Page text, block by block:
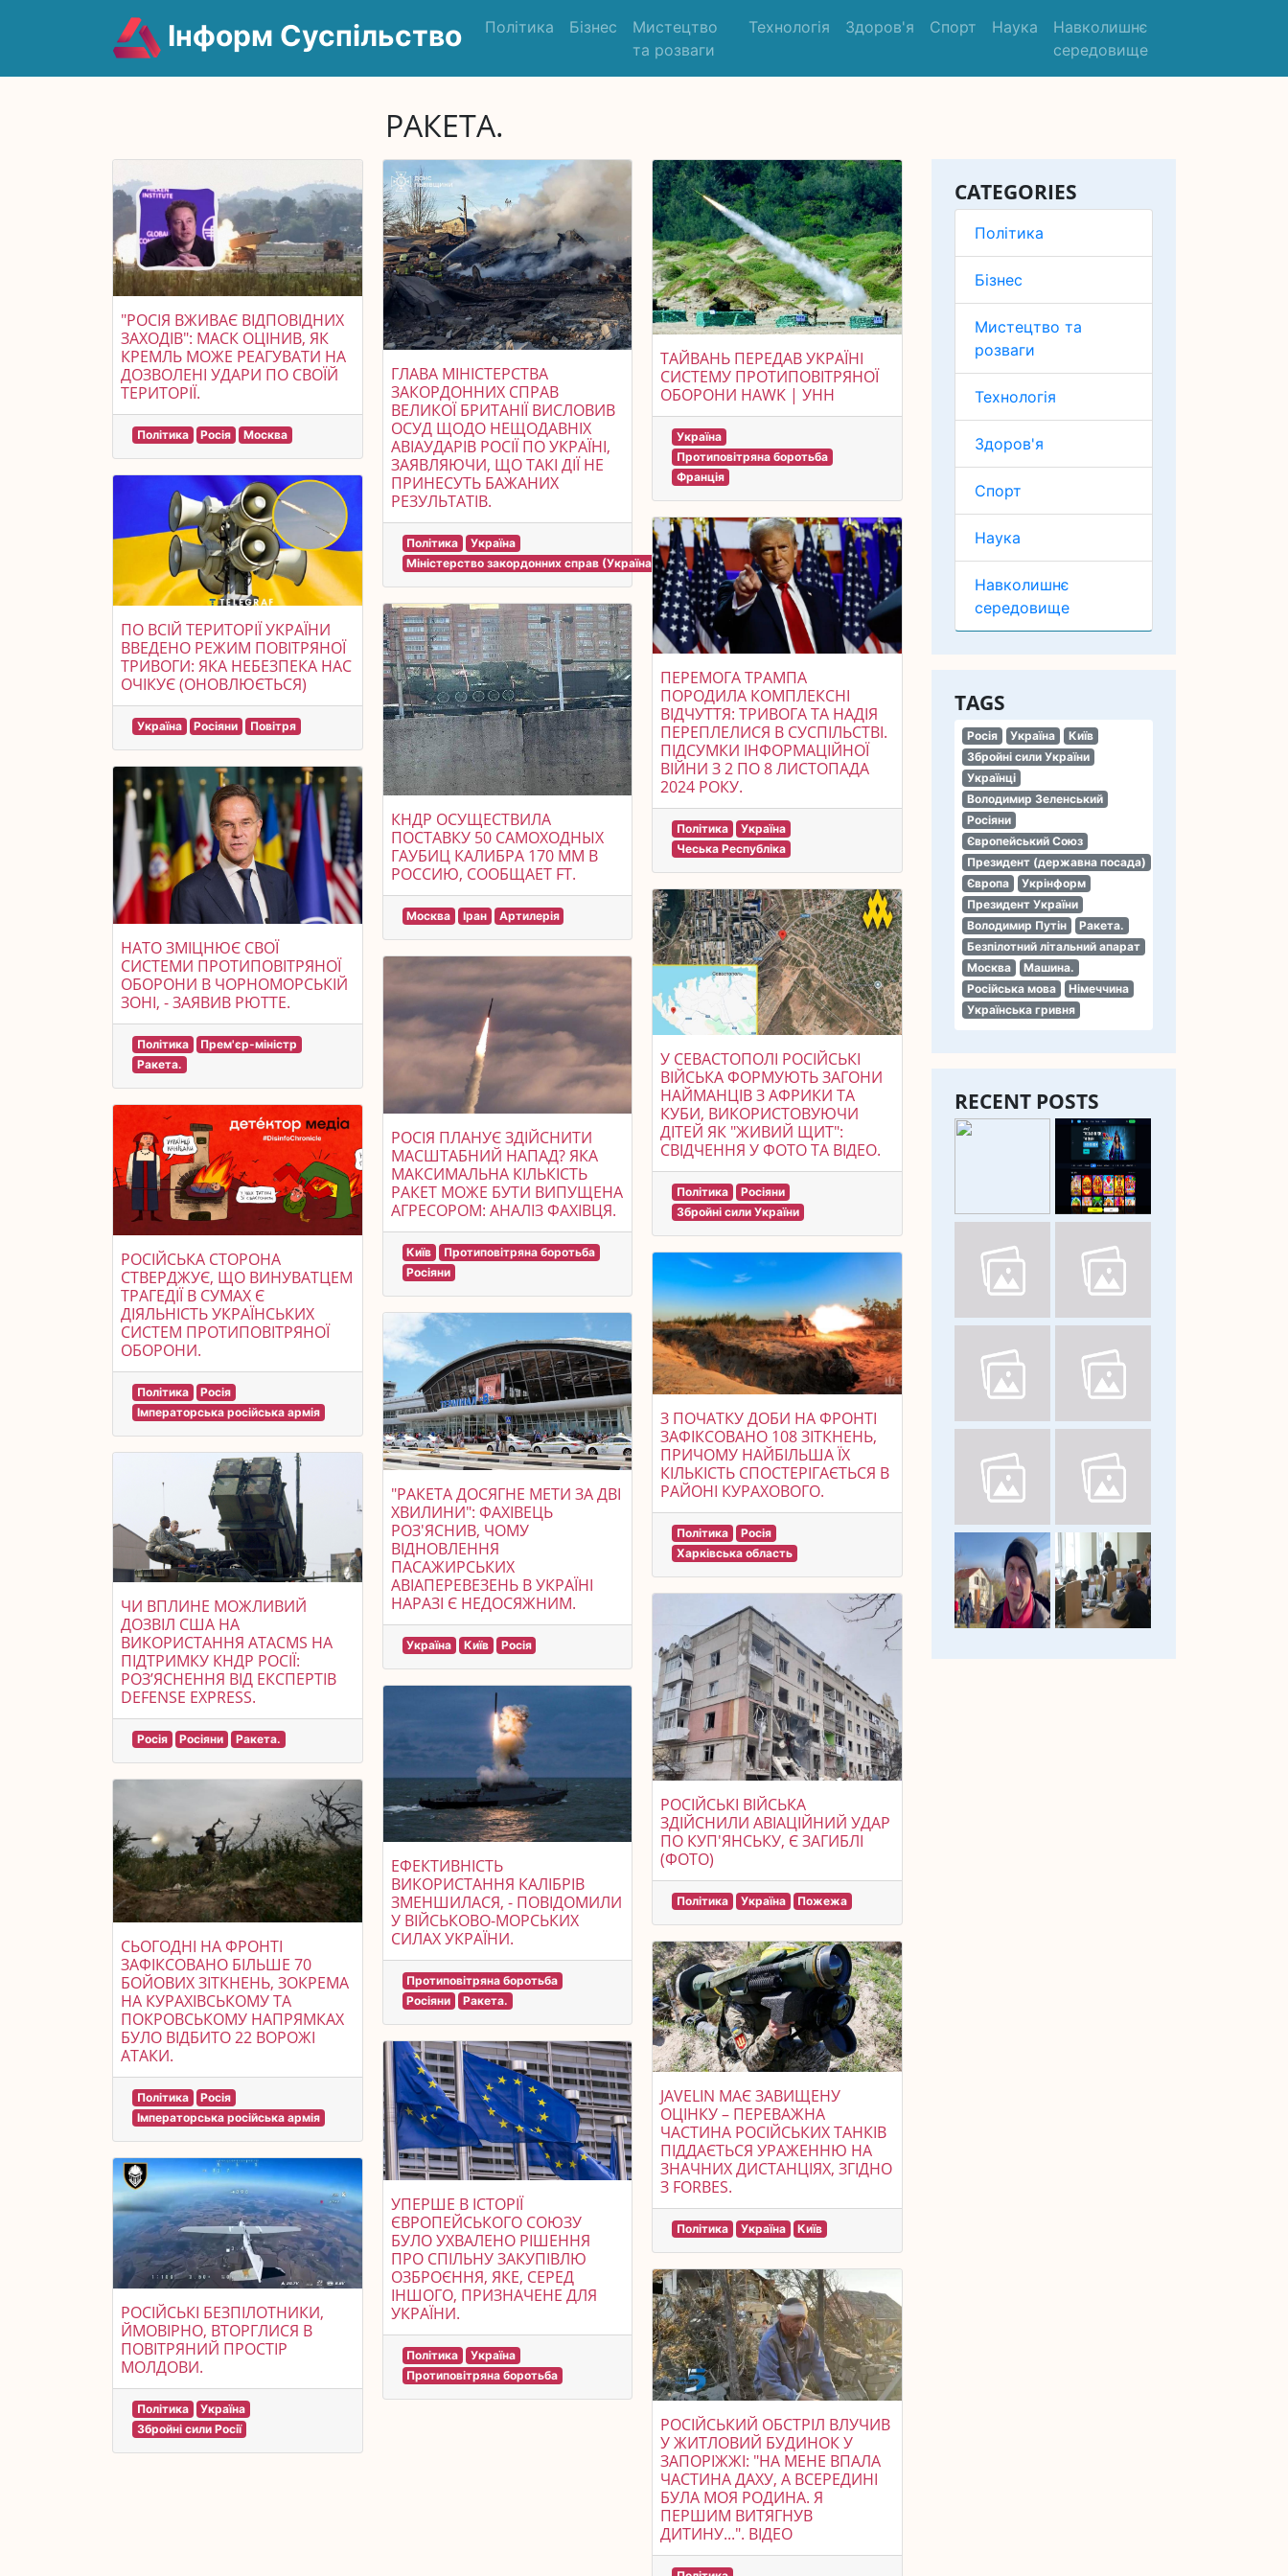
Інформ Суспільство Політика Бізнес
Мистецтво
та розваги
Технологія Здоров'я Спорт Наука
Навколишнє
середовище
РАКЕТА.
CATEGORIES
Політика
Бізнес
Мистецтво та
розваги
Технологія
Здоров'я
Спорт
Наука
Навколишнє
середовище
TAGS
Росія Україна
Київ
Збройні сили України
Українці
Володимир Зеленський
Росіяни
Європейський Союз
Президент (державна посада)
Європа
Укрінформ
Президент України
Володимир Путін
Ракета.
Безпілотний літальний апарат
Москва
Машина.
Російська мова
Німеччина
Українська гривня
RECENT POSTS
"РОСІЯ ВЖИВАЄ ВІДПОВІДНИХ
ЗАХОДІВ": МАСК ОЦІНИВ, ЯК
КРЕМЛЬ МОЖЕ РЕАГУВАТИ НА
ДОЗВОЛЕНІ УДАРИ ПО СВОЇЙ
ТЕРИТОРІЇ.
Політика Росія Москва
ПО ВСІЙ ТЕРИТОРІЇ УКРАЇНИ
ВВЕДЕНО РЕЖИМ ПОВІТРЯНОЇ
ТРИВОГИ: ЯКА НЕБЕЗПЕКА НАС
ОЧІКУЄ (ОНОВЛЮЄТЬСЯ)
Україна Росіяни Повітря
НАТО ЗМІЦНЮЄ СВОЇ
СИСТЕМИ ПРОТИПОВІТРЯНОЇ
ОБОРОНИ В ЧОРНОМОРСЬКІЙ
ЗОНІ, - ЗАЯВИВ РЮТТЕ.
Політика
Прем'єр-міністр
Ракета.
РОСІЙСЬКА СТОРОНА
СТВЕРДЖУЄ, ЩО ВИНУВАТЦЕМ
ТРАГЕДІЇ В СУМАХ Є
ДІЯЛЬНІСТЬ УКРАЇНСЬКИХ
СИСТЕМ ПРОТИПОВІТРЯНОЇ
ОБОРОНИ.
Політика
Росія
Імператорська російська армія
ЧИ ВПЛИНЕ МОЖЛИВИЙ
ДОЗВІЛ США НА
ВИКОРИСТАННЯ ATACMS НА
ПІДТРИМКУ КНДР РОСІЇ:
РОЗ’ЯСНЕННЯ ВІД ЕКСПЕРТІВ
DEFENSE EXPRESS.
Росія Росіяни Ракета.
СЬОГОДНІ НА ФРОНТІ
ЗАФІКСОВАНО БІЛЬШЕ 70
БОЙОВИХ ЗІТКНЕНЬ, ЗОКРЕМА
НА КУРАХІВСЬКОМУ ТА
ПОКРОВСЬКОМУ НАПРЯМКАХ
БУЛО ВІДБИТО 22 ВОРОЖІ
АТАКИ.
Політика
Росія
Імператорська російська армія
РОСІЙСЬКІ БЕЗПІЛОТНИКИ,
ЙМОВІРНО, ВТОРГЛИСЯ В
ПОВІТРЯНИЙ ПРОСТІР
МОЛДОВИ.
Політика
Україна
Збройні сили Росії
ГЛАВА МІНІСТЕРСТВА
ЗАКОРДОННИХ СПРАВ
ВЕЛИКОЇ БРИТАНІЇ ВИСЛОВИВ
ОСУД ЩОДО НЕЩОДАВНІХ
АВІАУДАРІВ РОСІЇ ПО УКРАЇНІ,
ЗАЯВЛЯЮЧИ, ЩО ТАКІ ДІЇ НЕ
ПРИНЕСУТЬ БАЖАНИХ
РЕЗУЛЬТАТІВ.
Політика
Україна
Міністерство закордонних справ (Україна)
КНДР ОСУЩЕСТВИЛА
ПОСТАВКУ 50 САМОХОДНЫХ
ГАУБИЦ КАЛИБРА 170 ММ В
РОССИЮ, СООБЩАЕТ FT.
Москва Іран Артилерія
РОСІЯ ПЛАНУЄ ЗДІЙСНИТИ
МАСШТАБНИЙ НАПАД? ЯКА
МАКСИМАЛЬНА КІЛЬКІСТЬ
РАКЕТ МОЖЕ БУТИ ВИПУЩЕНА
АГРЕСОРОМ: АНАЛІЗ ФАХІВЦЯ.
Київ
Протиповітряна боротьба
Росіяни
"РАКЕТА ДОСЯГНЕ МЕТИ ЗА ДВІ
ХВИЛИНИ": ФАХІВЕЦЬ
РОЗ'ЯСНИВ, ЧОМУ
ВІДНОВЛЕННЯ
ПАСАЖИРСЬКИХ
АВІАПЕРЕВЕЗЕНЬ В УКРАЇНІ
НАРАЗІ Є НЕДОСЯЖНИМ.
Україна Київ Росія
ЕФЕКТИВНІСТЬ
ВИКОРИСТАННЯ КАЛІБРІВ
ЗМЕНШИЛАСЯ, - ПОВІДОМИЛИ
У ВІЙСЬКОВО-МОРСЬКИХ
СИЛАХ УКРАЇНИ.
Протиповітряна боротьба
Росіяни
Ракета.
УПЕРШЕ В ІСТОРІЇ
ЄВРОПЕЙСЬКОГО СОЮЗУ
БУЛО УХВАЛЕНО РІШЕННЯ
ПРО СПІЛЬНУ ЗАКУПІВЛЮ
ОЗБРОЄННЯ, ЯКЕ, СЕРЕД
ІНШОГО, ПРИЗНАЧЕНЕ ДЛЯ
УКРАЇНИ.
Політика
Україна
Протиповітряна боротьба
ТАЙВАНЬ ПЕРЕДАВ УКРАЇНІ
СИСТЕМУ ПРОТИПОВІТРЯНОЇ
ОБОРОНИ HAWK | УНН
Україна
Протиповітряна боротьба
Франція
ПЕРЕМОГА ТРАМПА
ПОРОДИЛА КОМПЛЕКСНІ
ВІДЧУТТЯ: ТРИВОГА ТА НАДІЯ
ПЕРЕПЛЕЛИСЯ В СУСПІЛЬСТВІ.
ПІДСУМКИ ІНФОРМАЦІЙНОЇ
ВІЙНИ З 2 ПО 8 ЛИСТОПАДА
2024 РОКУ.
Політика
Україна
Чеська Республіка
У СЕВАСТОПОЛІ РОСІЙСЬКІ
ВІЙСЬКА ФОРМУЮТЬ ЗАГОНИ
НАЙМАНЦІВ З АФРИКИ ТА
КУБИ, ВИКОРИСТОВУЮЧИ
ДІТЕЙ ЯК "ЖИВИЙ ЩИТ":
СВІДЧЕННЯ У ФОТО ТА ВІДЕО.
Політика
Росіяни
Збройні сили України
З ПОЧАТКУ ДОБИ НА ФРОНТІ
ЗАФІКСОВАНО 108 ЗІТКНЕНЬ,
ПРИЧОМУ НАЙБІЛЬША ЇХ
КІЛЬКІСТЬ СПОСТЕРІГАЄТЬСЯ В
РАЙОНІ КУРАХОВОГО.
Політика
Росія
Харківська область
РОСІЙСЬКІ ВІЙСЬКА
ЗДІЙСНИЛИ АВІАЦІЙНИЙ УДАР
ПО КУП'ЯНСЬКУ, Є ЗАГИБЛІ
(ФОТО)
Політика Україна Пожежа
JAVELIN МАЄ ЗАВИЩЕНУ
ОЦІНКУ – ПЕРЕВАЖНА
ЧАСТИНА РОСІЙСЬКИХ ТАНКІВ
ПІДДАЄТЬСЯ УРАЖЕННЮ НА
ЗНАЧНИХ ДИСТАНЦІЯХ, ЗГІДНО
З FORBES.
Політика Україна Київ
РОСІЙСЬКИЙ ОБСТРІЛ ВЛУЧИВ
У ЖИТЛОВИЙ БУДИНОК У
ЗАПОРІЖЖІ: "НА МЕНЕ ВПАЛА
ЧАСТИНА ДАХУ, А ВСЕРЕДИНІ
БУЛА МОЯ РОДИНА. Я
ПЕРШИМ ВИТЯГНУВ
ДИТИНУ...". ВIДЕО